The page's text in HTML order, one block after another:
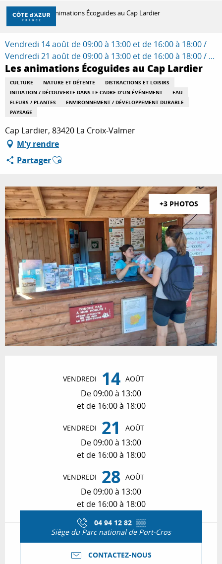
Aller
contenu
principal
DÉCOUVRIR
À FAIRE
SÉJOURNER
Accueil Les animations Écoguides au Cap Lardier
Vendredi 14 août de 09:00 à 13:00 et de 16:00 à 18:00 /
Vendredi 21 août de 09:00 à 13:00 et de 16:00 à 18:00 / ...
Les animations Écoguides au Cap Lardier
CULTURE NATURE ET DÉTENTE
DISTRACTIONS ET LOISIRS
INITIATION / DÉCOUVERTE DANS LE CADRE D'UN ÉVÉNEMENT
EAU
FLEURS / PLANTES
ENVIRONNEMENT / DÉVELOPPEMENT DURABLE
PAYSAGE
Cap Lardier, 83420 La Croix-Valmer
M'y rendre
PartagerAjouter aux favoris
+3 PHOTOS
VENDREDI 14 AOÛT
De 09:00 à 13:00
et de 16:00 à 18:00
VENDREDI 21 AOÛT
De 09:00 à 13:00
et de 16:00 à 18:00
VENDREDI 28 AOÛT
De 09:00 à 13:00
et de 16:00 à 18:00
04 94 12 82 ▒▒
Siège du Parc national de Port-Cros
CONTACTEZ-NOUS